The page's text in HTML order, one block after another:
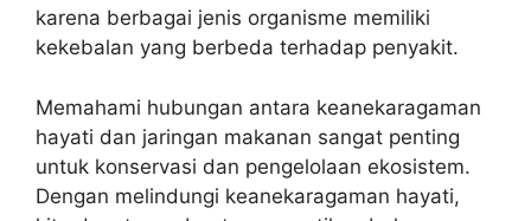
karena berbagai jenis organisme memiliki
kekebalan yang berbeda terhadap penyakit.
Memahami hubungan antara keanekaragaman
hayati dan jaringan makanan sangat penting
untuk konservasi dan pengelolaan ekosistem.
Dengan melindungi keanekaragaman hayati,